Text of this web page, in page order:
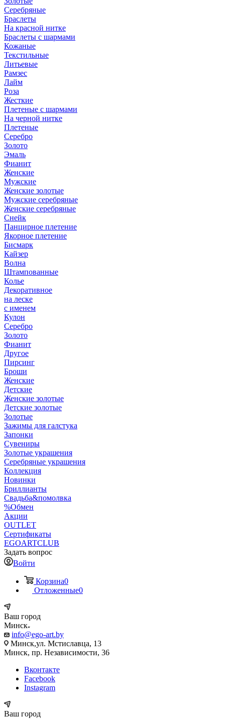
Серебряные
Браслеты
На красной нитке
Браслеты с шармами
Кожаные
Текстильные
Литьевые
Рамзес
Лайм
Роза
Жесткие
Плетеные с шармами
На черной нитке
Плетеные
Серебро
Золото
Эмаль
Фианит
Женские
Мужские
Женские золотые
Мужские серебряные
Женские серебряные
Снейк
Панцирное плетение
Якорное плетение
Бисмарк
Кайзер
Волна
Штампованные
Колье
Декоративное
на леске
с именем
Кулон
Серебро
Золото
Фианит
Другое
Пирсинг
Броши
Женские
Детские
Женские золотые
Детские золотые
Золотые
Зажимы для галстука
Запонки
Сувениры
Золотые украшения
Серебряные украшения
Коллекция
Новинки
Бриллианты
Свадьба&помолвка
%Обмен
Акции
OUTLET
Сертификаты
EGOARTCLUB
Задать вопрос
Войти
Корзина0
Отложенные0
Ваш город
Минск
info@ego-art.by
Минск,ул. Мстиславца, 13
Минск, пр. Независимости, 36
Вконтакте
Facebook
Instagram
Ваш город